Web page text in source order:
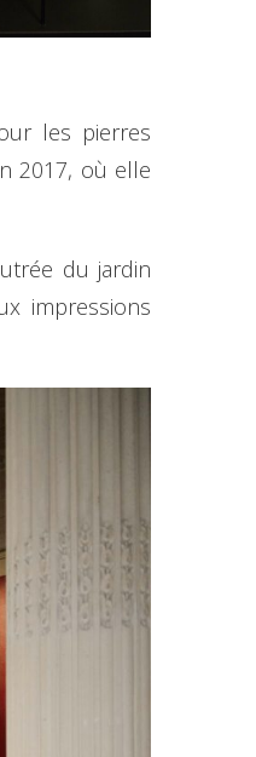
les pierres
2017, où elle
du jardin
impressions